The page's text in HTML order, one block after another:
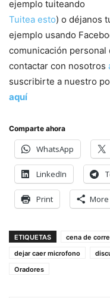
ejemplo tuiteando
Tuitea esto) o déjanos
ejemplo usando
comunicación
contactar con nosotros
suscribirte a nuestro
aquí
Comparte ahora
WhatsApp
LinkedIn
Print More
ETIQUETAS
cena de
dejar caer microfono
Oradores